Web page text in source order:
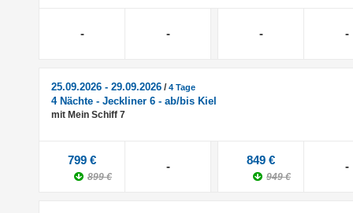
- - - -
25.09.2026 - 29.09.2026 /4 Tage
4 Nächte - Jeckliner 6 - ab/bis Kiel
mit Mein Schiff 7
799 €
899 €
- 849 €
949 €
-